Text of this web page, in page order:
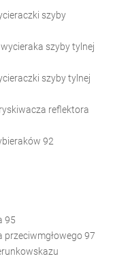
szyby
szyby tylnej
szyby tylnej
reflektora
92
95
97